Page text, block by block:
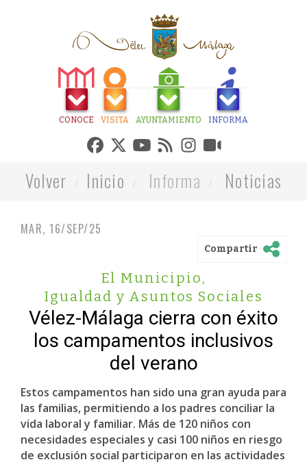
CONOCE VISITA AYUNTAMIENTO INFORMA
Volver Inicio Informa Noticias
MAR, 16/SEP/25
Compartir
El Municipio,
Igualdad y Asuntos Sociales
Vélez-Málaga cierra con éxito
los campamentos inclusivos
del verano
Estos campamentos han sido una gran ayuda para
las familias, permitiendo a los padres conciliar la
vida laboral y familiar. Más de 120 niños con
necesidades especiales y casi 100 niños en riesgo
de exclusión social participaron en las actividades